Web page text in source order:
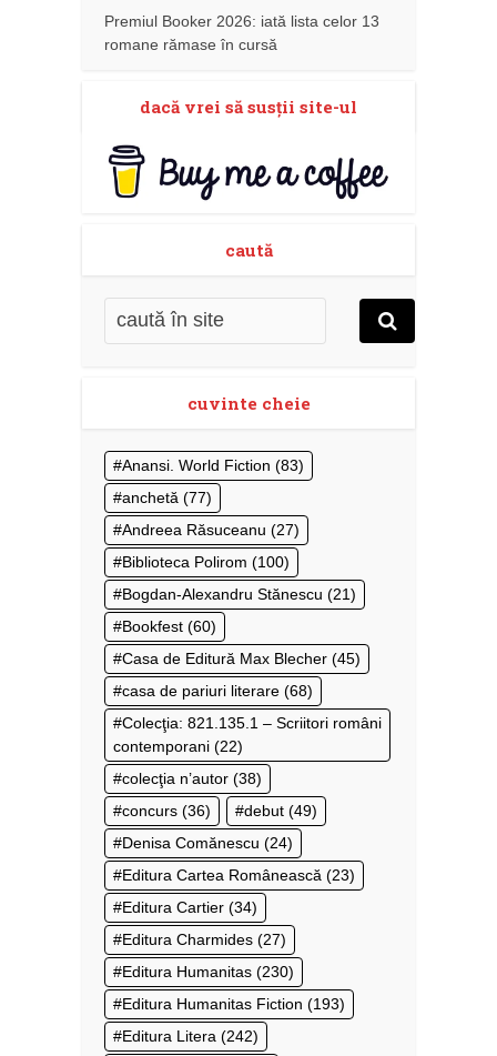
Premiul Booker 2026: iată lista celor 13
romane rămase în cursă
dacă vrei să susţii site-ul
caută
cuvinte cheie
Anansi. World Fiction (83)
anchetă (77)
Andreea Răsuceanu (27)
Biblioteca Polirom (100)
Bogdan-Alexandru Stănescu (21)
Bookfest (60)
Casa de Editură Max Blecher (45)
casa de pariuri literare (68)
Colecţia: 821.135.1 – Scriitori români
contemporani (22)
colecţia n’autor (38)
concurs (36) debut (49)
Denisa Comănescu (24)
Editura Cartea Românească (23)
Editura Cartier (34)
Editura Charmides (27)
Editura Humanitas (230)
Editura Humanitas Fiction (193)
Editura Litera (242)